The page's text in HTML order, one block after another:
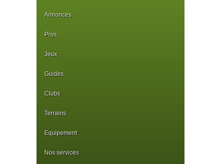
Annonces
Pros
Jeux
Guides
Clubs
Terrains
Equipement
Nos services